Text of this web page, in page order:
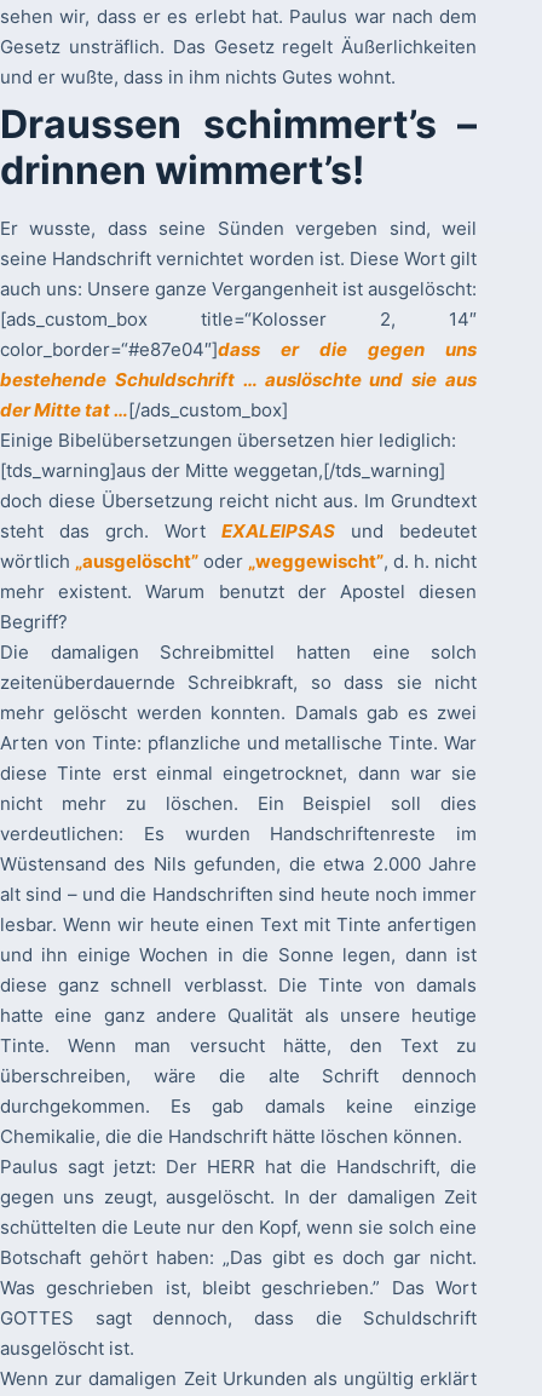
sehen wir, dass er es erlebt hat. Paulus war nach dem
Gesetz unsträflich. Das Gesetz regelt Äußerlichkeiten
und er wußte, dass in ihm nichts Gutes wohnt.
Draussen schimmert’s –
drinnen wimmert’s!
Er wusste, dass seine Sünden vergeben sind, weil
seine Handschrift vernichtet worden ist. Diese Wort gilt
auch uns: Unsere ganze Vergangenheit ist ausgelöscht:
[ads_custom_box title=“Kolosser 2, 14″
color_border=“#e87e04″]dass er die gegen uns
bestehende Schuldschrift … auslöschte und sie aus
der Mitte tat …[/ads_custom_box]
Einige Bibelübersetzungen übersetzen hier lediglich:
[tds_warning]aus der Mitte weggetan,[/tds_warning]
doch diese Übersetzung reicht nicht aus. Im Grundtext
steht das grch. WortEXALEIPSAS und bedeutet
wörtlich „ausgelöscht” oder „weggewischt”, d. h. nicht
mehr existent. Warum benutzt der Apostel diesen
Begriff?
Die damaligen Schreibmittel hatten eine solch
zeitenüberdauernde Schreibkraft, so dass sie nicht
mehr gelöscht werden konnten. Damals gab es zwei
Arten von Tinte: pflanzliche und metallische Tinte. War
diese Tinte erst einmal eingetrocknet, dann war sie
nicht mehr zu löschen. Ein Beispiel soll dies
verdeutlichen: Es wurden Handschriftenreste im
Wüstensand des Nils gefunden, die etwa 2.000 Jahre
alt sind – und die Handschriften sind heute noch immer
lesbar. Wenn wir heute einen Text mit Tinte anfertigen
und ihn einige Wochen in die Sonne legen, dann ist
diese ganz schnell verblasst. Die Tinte von damals
hatte eine ganz andere Qualität als unsere heutige
Tinte. Wenn man versucht hätte, den Text zu
überschreiben, wäre die alte Schrift dennoch
durchgekommen. Es gab damals keine einzige
Chemikalie, die die Handschrift hätte löschen können.
Paulus sagt jetzt: Der HERR hat die Handschrift, die
gegen uns zeugt, ausgelöscht. In der damaligen Zeit
schüttelten die Leute nur den Kopf, wenn sie solch eine
Botschaft gehört haben: „Das gibt es doch gar nicht.
Was geschrieben ist, bleibt geschrieben.” Das Wort
GOTTES sagt dennoch, dass die Schuldschrift
ausgelöscht ist.
Wenn zur damaligen Zeit Urkunden als ungültig erklärt